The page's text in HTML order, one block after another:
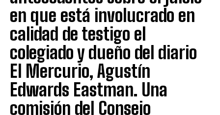
en que está involucrado en
calidad de testigo el
colegiado y dueño del diario
El Mercurio, Agustín
Edwards Eastman. Una
comisión del Consejo